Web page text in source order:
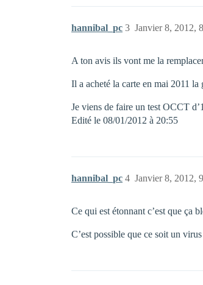
hannibal_pc Janvier 8, 2012,
3
A ton avis ils vont me la
Il a acheté la carte en mai 2011
Je viens de faire un test OCCT
Edité le 08/01/2012 à 20:55
hannibal_pc Janvier 8, 2012,
4
Ce qui est étonnant c’est que ça
C’est possible que ce soit un